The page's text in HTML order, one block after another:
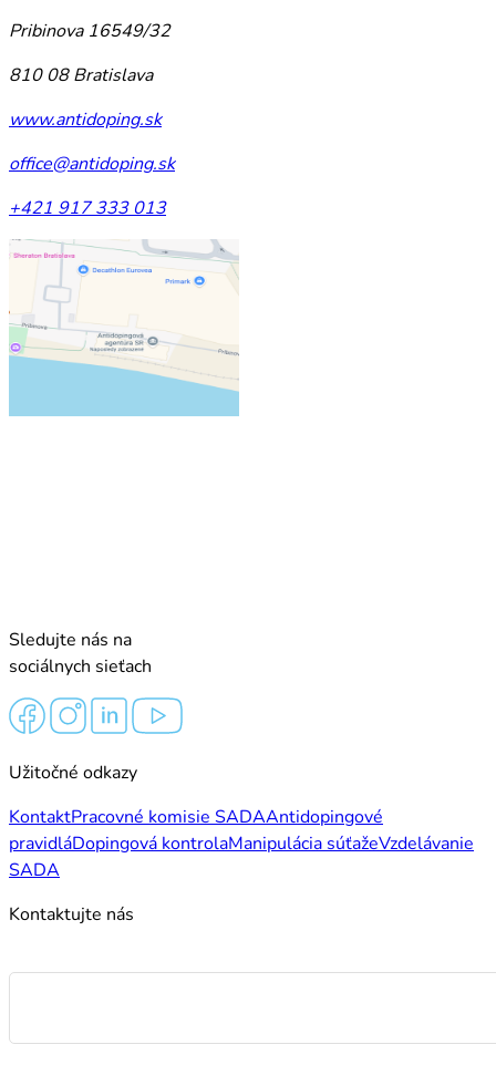
Pribinova 16549/32
810 08 Bratislava
www.antidoping.sk
office@antidoping.sk
+421 917 333 013
Sledujte nás na
sociálnych sieťach
Užitočné odkazy
KontaktPracovné komisie SADAAntidopingové
pravidláDopingová kontrolaManipulácia súťažeVzdelávanie
SADA
Kontaktujte nás